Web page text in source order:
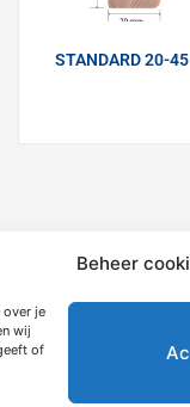
Beheer
over je
wij
of
STANDARD 20-45